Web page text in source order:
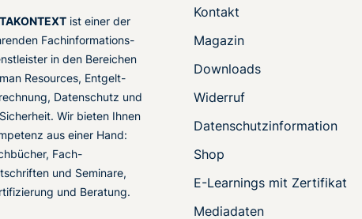
ist einer der
Fachinformations-
in den Bereichen
Resources, Entgelt-
Datenschutz und
Wir bieten Ihnen
aus einer Hand:
Fach-
und Seminare,
und Beratung.
Kontakt
Magazin
Downloads
Widerruf
Datenschutzinformation
Shop
E-Learnings mit Zertifikat
Mediadaten